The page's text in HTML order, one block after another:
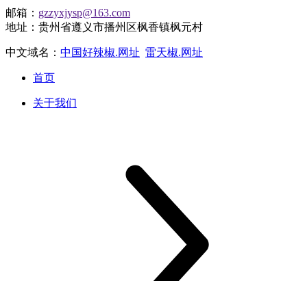
邮箱： gzzyxjysp@163.com
地址：贵州省遵义市播州区枫香镇枫元村
中文域名： 中国好辣椒.网址 雷天椒.网址
首页
关于我们